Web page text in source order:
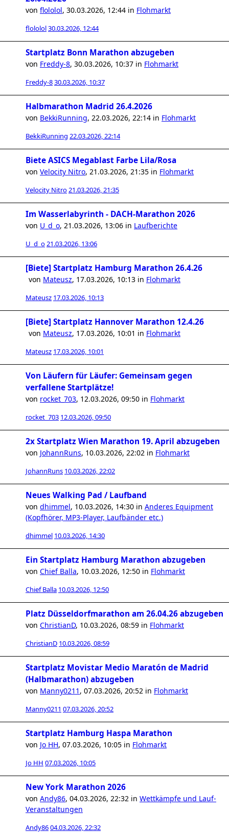
von flololol, 30.03.2026, 12:44 in Flohmarkt
flololol30.03.2026, 12:44
Startplatz Bonn Marathon abzugeben
von Freddy-8, 30.03.2026, 10:37 in Flohmarkt
Freddy-830.03.2026, 10:37
Halbmarathon Madrid 26.4.2026
von BekkiRunning, 22.03.2026, 22:14 in Flohmarkt
BekkiRunning 22.03.2026, 22:14
Biete ASICS Megablast Farbe Lila/Rosa
von Velocity Nitro, 21.03.2026, 21:35 in Flohmarkt
Velocity Nitro21.03.2026, 21:35
Im Wasserlabyrinth - DACH-Marathon 2026
von U_d_o, 21.03.2026, 13:06 in Laufberichte
U_d_o21.03.2026, 13:06
[Biete] Startplatz Hamburg Marathon 26.4.26
von Mateusz, 17.03.2026, 10:13 in Flohmarkt
Mateusz 17.03.2026, 10:13
[Biete] Startplatz Hannover Marathon 12.4.26
von Mateusz, 17.03.2026, 10:01 in Flohmarkt
Mateusz 17.03.2026, 10:01
Von Läufern für Läufer: Gemeinsam gegen
verfallene Startplätze!
von rocket_703, 12.03.2026, 09:50 in Flohmarkt
rocket_703 12.03.2026, 09:50
2x Startplatz Wien Marathon 19. April abzugeben
von JohannRuns, 10.03.2026, 22:02 in Flohmarkt
JohannRuns 10.03.2026, 22:02
Neues Walking Pad / Laufband
von dhimmel, 10.03.2026, 14:30 in Anderes Equipment
(Kopfhörer, MP3-Player, Laufbänder etc.)
dhimmel 10.03.2026, 14:30
Ein Startplatz Hamburg Marathon abzugeben
von Chief Balla, 10.03.2026, 12:50 in Flohmarkt
Chief Balla 10.03.2026, 12:50
Platz Düsseldorfmarathon am 26.04.26 abzugeben
von ChristianD, 10.03.2026, 08:59 in Flohmarkt
ChristianD 10.03.2026, 08:59
Startplatz Movistar Medio Maratón de Madrid
(Halbmarathon) abzugeben
von Manny0211 , 07.03.2026, 20:52 in Flohmarkt
Manny0211 07.03.2026, 20:52
Startplatz Hamburg Haspa Marathon
von Jo HH, 07.03.2026, 10:05 in Flohmarkt
Jo HH 07.03.2026, 10:05
New York Marathon 2026
von Andy86, 04.03.2026, 22:32 in Wettkämpfe und Lauf-
Veranstaltungen
Andy8604.03.2026, 22:32